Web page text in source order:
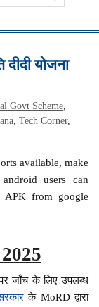
योजना
Govt Scheme,
,Tech Corner,
available, make
users can
APK from google
पर जाँच के लिए उपलब्ध
के MoRD द्वारा